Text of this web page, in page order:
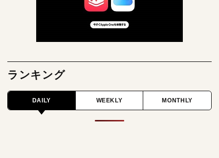
ランキング
DAILY WEEKLY MONTHLY